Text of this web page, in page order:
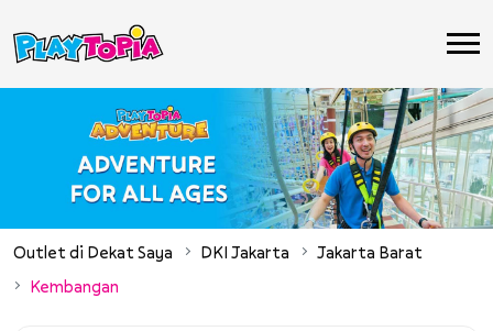
Outlet di Dekat Saya DKI Jakarta
Jakarta Barat
Kembangan